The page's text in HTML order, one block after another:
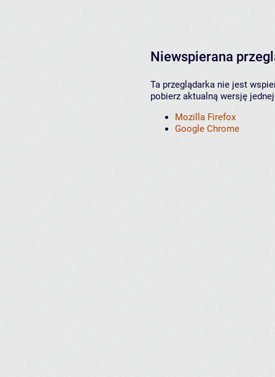
Niewspierana
Ta przeglądarka nie jest
pobierz aktualną wersję
Mozilla Firefox
Google Chrome